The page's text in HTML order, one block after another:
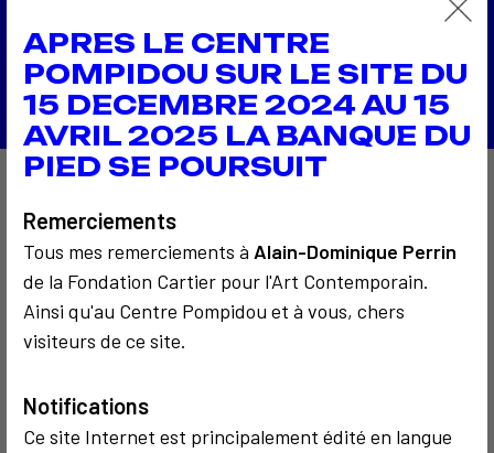
APRES LE CENTRE
POMPIDOU SUR LE SITE DU
15 DECEMBRE 2024 AU 15
AVRIL 2025 LA BANQUE DU
PIED SE POURSUIT
Remerciements
Tous mes remerciements à Alain-Dominique Perrin
de la Fondation Cartier pour l'Art Contemporain.
Ainsi qu'au Centre Pompidou et à vous, chers
visiteurs de ce site.
Notifications
Ce site Internet est principalement édité en langue
Tableau-écran
Retour à la liste
À découvrir aussi…
3
COMMUNICATION
CRITIQUE ET ÉTHIQUE
POLITIQUE